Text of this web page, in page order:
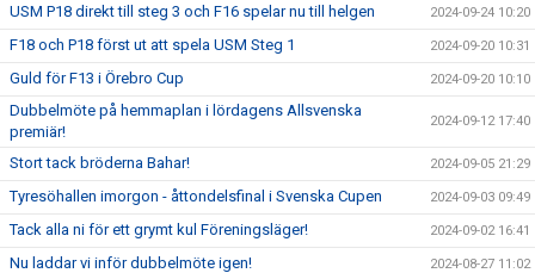
USM P18 direkt till steg 3 och F16 spelar nu till helgen 2024-09-24 10:20
F18 och P18 först ut att spela USM Steg 1 2024-09-20 10:31
Guld för F13 i Örebro Cup 2024-09-20 10:10
Dubbelmöte på hemmaplan i lördagens Allsvenska
premiär!
2024-09-12 17:40
Stort tack bröderna Bahar! 2024-09-05 21:29
Tyresöhallen imorgon - åttondelsfinal i Svenska Cupen 2024-09-03 09:49
Tack alla ni för ett grymt kul Föreningsläger! 2024-09-02 16:41
Nu laddar vi inför dubbelmöte igen! 2024-08-27 11:02